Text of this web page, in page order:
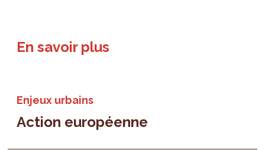
En savoir plus
Enjeux urbains
Action européenne